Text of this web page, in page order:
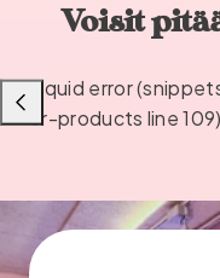
Voisit
Liquid error
or-products line
Liu'uta
vasemmalle